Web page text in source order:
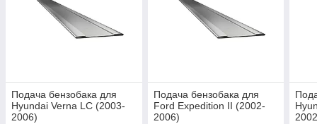
Подача бензобака для
Hyundai Verna LC (2003-
2006)
Подача бензобака для
Ford Expedition II (2002-
2006)